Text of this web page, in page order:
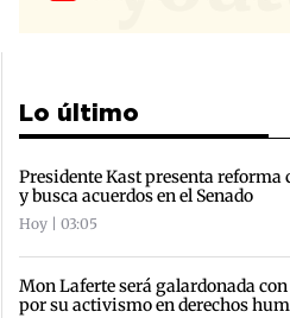
Lo último
Presidente Kast presenta
y busca acuerdos en el Senado
Hoy | 03:05
Mon Laferte será galardonada
por su activismo en derechos